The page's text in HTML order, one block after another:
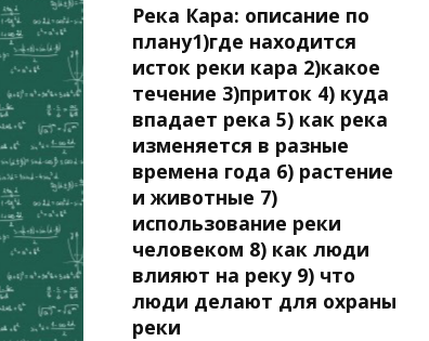
Река Кара: описание по
плану1)где находится
исток реки кара 2)какое
течение 3)приток 4) куда
впадает река 5) как река
изменяется в разные
времена года 6) растение
и животные 7)
использование реки
человеком 8) как люди
влияют на реку 9) что
люди делают для охраны
реки